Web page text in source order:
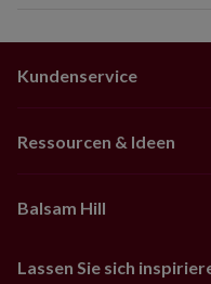
Kundenservice
Ressourcen & Ideen
Balsam Hill
Lassen Sie sich